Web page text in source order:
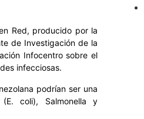
Red, producido por la
de Investigación de la
Infocentro sobre el
infecciosas.
podrían ser una
coli), Salmonella y